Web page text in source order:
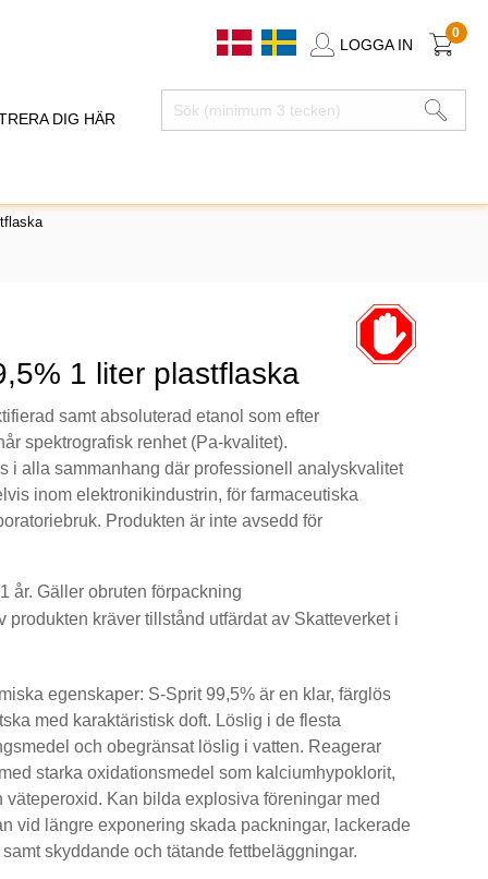
LOGGA IN
0
DIG HÄR
1 liter plastflaska
samt absoluterad etanol som efter
spektrografisk renhet (Pa-kvalitet).
i alla sammanhang där professionell analyskvalitet
inom elektronikindustrin, för farmaceutiska
Produkten är inte avsedd för
år. Gäller obruten förpackning
produkten kräver tillstånd utfärdat av Skatteverket i
egenskaper: S-Sprit 99,5% är en klar, färglös
med karaktäristisk doft. Löslig i de flesta
och obegränsat löslig i vatten. Reagerar
starka oxidationsmedel som kalciumhypoklorit,
väteperoxid. Kan bilda explosiva föreningar med
vid längre exponering skada packningar, lackerade
skyddande och tätande fettbeläggningar.